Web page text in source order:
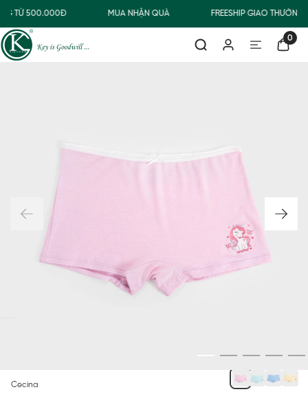
TỪ 500.000Đ MUA NHẬN QUÀ FREESHIP GIAO
0
Cecina